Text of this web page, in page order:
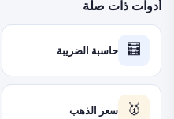
أدوات ذات صلة
🧮 حاسبة الضريبة
🥇 سعر الذهب